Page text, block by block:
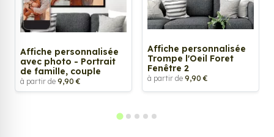
Affiche personnalisée
avec photo - Portrait
de famille, couple
à partir de 9,90 €
Affiche personnalisée
Trompe l'Oeil Foret
Fenêtre 2
à partir de 9,90 €